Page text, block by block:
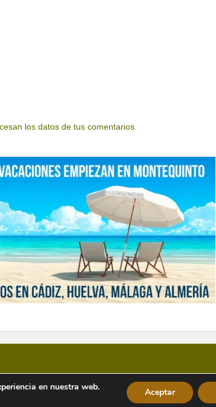
los datos de tus comentarios.
en nuestra web.
Aceptar